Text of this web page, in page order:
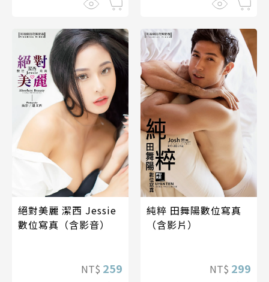
絕對美麗 潔西 Jessie
數位寫真（含影音）
NT$ 259
純粹 田舞陽數位寫真
（含影片）
NT$ 299